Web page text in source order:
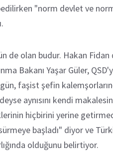
"norm devlet ve
de olan budur. Hakan
Bakanı Yaşar Güler,
gün, faşist şefin
aynısını kendi
hiçbirini yerine
başladı" diyor ve
olduğunu belirtiyor.